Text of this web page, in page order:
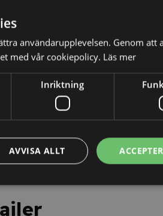
3. Få ditt personliga
intyg
godkänt resultat på
erhåller du ett
kursintyg.
användarupplevelsen. Genom att
med vår cookiepolicy. Läs mer
Inriktning
AVVISA ALLT